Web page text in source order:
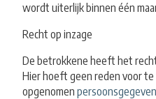
wordt uiterlijk binnen één
Recht op inzage
De betrokkene heeft het
Hier hoeft geen reden voor
opgenomen